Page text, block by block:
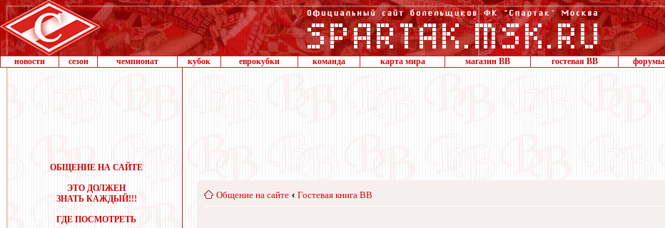
новости сезон чемпионат кубок еврокубки команда карта мира магазин ВВ гостевая ВВ форумы
ОБЩЕНИЕ НА САЙТЕ
ЭТО ДОЛЖЕН
ЗНАТЬ КАЖДЫЙ!!!
ГДЕ ПОСМОТРЕТЬ
Общение на сайте ‹ Гостевая книга ВВ